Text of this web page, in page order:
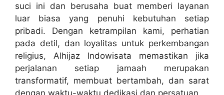
suci ini dan berusaha buat memberi layanan
luar biasa yang penuhi kebutuhan setiap
pribadi. Dengan ketrampilan kami, perhatian
pada detil, dan loyalitas untuk perkembangan
religius, Alhijaz Indowisata memastikan jika
perjalanan setiap jamaah merupakan
transformatif, membuat bertambah, dan sarat
dengan waktu-waktu dedikasi dan persatuan.